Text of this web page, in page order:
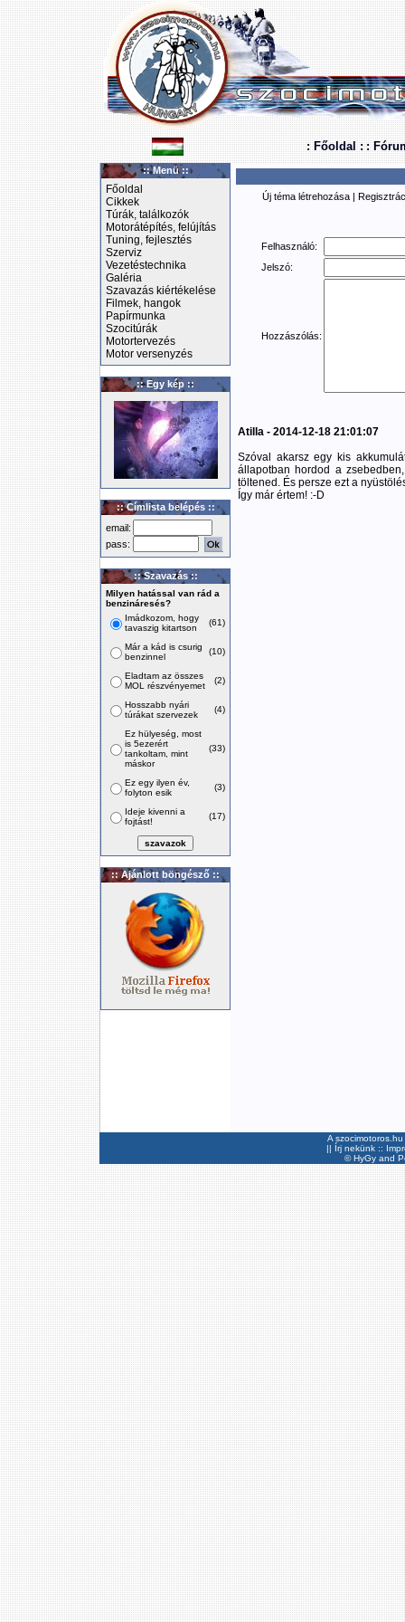
: Főoldal : :
:: Menü ::
Főoldal
Cikkek
Túrák, találkozók
Motorátépítés, felújítás
Tuning, fejlesztés
Szerviz
Vezetéstechnika
Galéria
Szavazás kiértékelése
Filmek, hangok
Papírmunka
Szocitúrák
Motortervezés
Motor versenyzés
:: Egy kép ::
:: Címlista belépés ::
email:
pass:
:: Szavazás ::
Milyen hatással van rád a
benzináresés?
Imádkozom, hogy
tavaszig kitartson
(61)
Már a kád is csurig
benzinnel
(10)
Eladtam az összes
MOL részvényemet
(2)
Hosszabb nyári
túrákat szervezek
(4)
Ez hülyeség, most
is 5ezerért
tankoltam, mint
máskor
(33)
Ez egy ilyen év,
folyton esik
(3)
Ideje kivenni a
fojtást!
(17)
:: Ajánlott böngésző ::
Új téma létrehozása |
Felhasználó:
Jelszó:
Hozzászólás:
Atilla - 2014-12-18 21:01:07
Szóval akarsz egy kis
állapotban hordod a
töltened. És persze ezt a
Így már értem! :-D
A
|| Írj nekünk ::
©HyGyand